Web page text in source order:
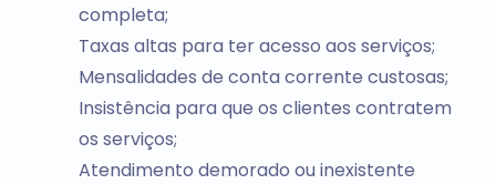
completa;
Taxas altas para ter acesso aos serviços;
Mensalidades de conta corrente custosas;
Insistência para que os clientes contratem
os serviços;
Atendimento demorado ou inexistente